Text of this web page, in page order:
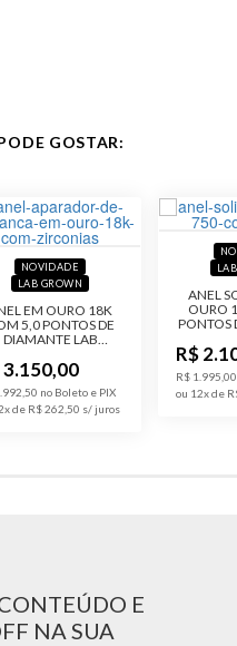
GOSTAR:
NOVIDADE
LAB GROWN
EM OURO 18K
5,0 PONTOS DE
DIAMANTE LAB
3.150,00
no Boleto e PIX
de R$ 262,50
ANEL
OURO
PONTOS
R$
R$
ou 12x de
E
NA SUA